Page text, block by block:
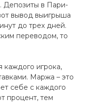
Депозиты в Пари-
вывод выигрыша
до трех дней.
переводом, то
игрока,
Маржа – это
себе с каждого
процент, тем